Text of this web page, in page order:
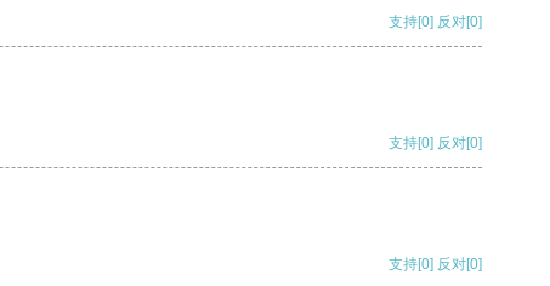
支持[0] 反对[0]
支持[0] 反对[0]
支持[0] 反对[0]